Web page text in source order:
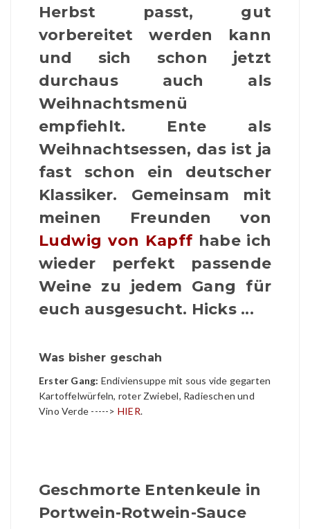
Herbst passt, gut
vorbereitet werden kann
und sich schon jetzt
durchaus auch als
Weihnachtsmenü
empfiehlt. Ente als
Weihnachtsessen, das ist ja
fast schon ein deutscher
Klassiker. Gemeinsam mit
meinen Freunden von
Ludwig von Kapffhabe ich
wieder perfekt passende
Weine zu jedem Gang für
euch ausgesucht. Hicks ...
Was bisher geschah
Erster Gang: Endiviensuppe mit sous vide gegarten
Kartoffelwürfeln, roter Zwiebel, Radieschen und
Vino Verde -----> HIER.
Geschmorte Entenkeule in
Portwein-Rotwein-Sauce